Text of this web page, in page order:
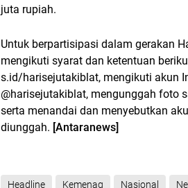
juta rupiah.
Untuk berpartisipasi dalam gerakan
mengikuti syarat dan ketentuan
s.id/harisejutakiblat, mengikuti akun
@harisejutakiblat, mengunggah foto
serta menandai dan menyebutkan
diunggah. [Antaranews]
Headline Kemenag Nasional